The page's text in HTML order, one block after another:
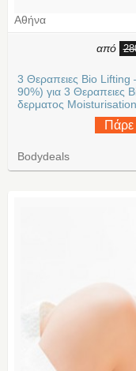
Αθήνα
από
3 Θεραπειες Bio
90%) για 3 Θεραπειες
δερματος
Bodydeals